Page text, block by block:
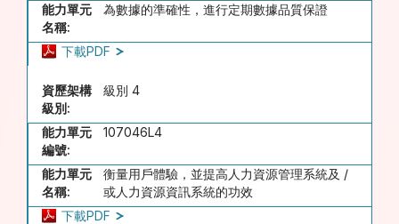
能力單元
名稱:
為數據的準確性，進行定期數據品質保證
下載PDF
資歷架構
級別:
級別 4
能力單元
編號:
107046L4
能力單元
名稱:
衡量用戶體驗，並提高人力資源管理系統及 /
或人力資源資訊系統的功效
下載PDF